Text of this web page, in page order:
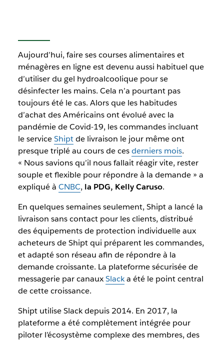
Aujourd’hui, faire ses courses alimentaires et
ménagères en ligne est devenu aussi habituel que
d’utiliser du gel hydroalcoolique pour se
désinfecter les mains. Cela n’a pourtant pas
toujours été le cas. Alors que les habitudes
d’achat des Américains ont évolué avec la
pandémie de Covid-19, les commandes incluant
le serviceShiptde livraison le jour même ont
presque triplé au cours de cesderniers mois.
« Nous savions qu’il nous fallait réagir vite, rester
souple et flexible pour répondre à la demande » a
expliqué à CNBC, la PDG, Kelly Caruso.
En quelques semaines seulement, Shipt a lancé la
livraison sans contact pour les clients, distribué
des équipements de protection individuelle aux
acheteurs de Shipt qui préparent les commandes,
et adapté son réseau afin de répondre à la
demande croissante. La plateforme sécurisée de
messagerie par canauxSlacka été le point central
de cette croissance.
Shipt utilise Slack depuis 2014. En 2017, la
plateforme a été complètement intégrée pour
piloter l’écosystème complexe des membres, des